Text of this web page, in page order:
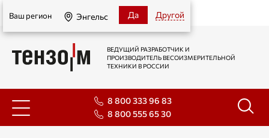
Энгельс
Ваш регион Энгельс Да Другой
ВЕДУЩИЙ РАЗРАБОТЧИК И
ПРОИЗВОДИТЕЛЬ ВЕСОИЗМЕРИТЕЛЬНОЙ
ТЕХНИКИ В РОССИИ
8 800 333 96 83
8 800 555 65 30